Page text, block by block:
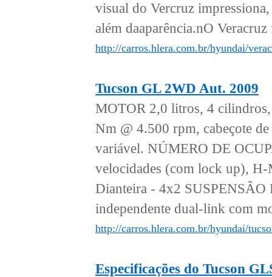
visual do Vercruz
além daaparência.nO
http://carros.hlera.com.br/hyundai/
Tucson GL 2WD Aut. 2009
MOTOR 2,0 litros, 4
Nm @ 4.500 rpm, cabeçote
variável. NÚMERO DE
velocidades (com lock up),
Dianteira - 4x2 SUSPENSÃO
independente dual-link com
http://carros.hlera.com.br/hyundai/
Especificações do Tucson